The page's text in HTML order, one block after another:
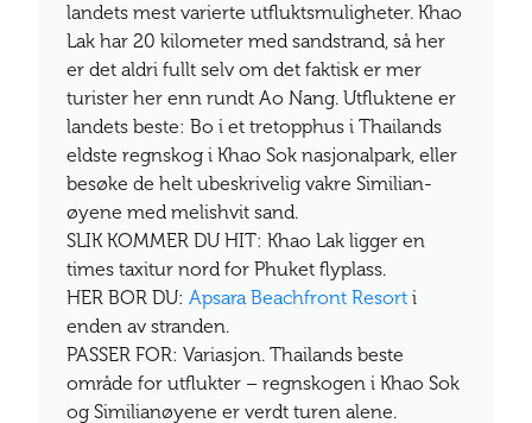
landets mest varierte utfluktsmuligheter. Khao
Lak har 20 kilometer med sandstrand, så her
er det aldri fullt selv om det faktisk er mer
turister her enn rundt Ao Nang. Utfluktene er
landets beste: Bo i et tretopphus i Thailands
eldste regnskog i Khao Sok nasjonalpark, eller
besøke de helt ubeskrivelig vakre Similian-
øyene med melishvit sand.
SLIK KOMMER DU HIT: Khao Lak ligger en
times taxitur nord for Phuket flyplass.
HER BOR DU: Apsara Beachfront Resort i
enden av stranden.
PASSER FOR: Variasjon. Thailands beste
område for utflukter – regnskogen i Khao Sok
og Similianøyene er verdt turen alene.